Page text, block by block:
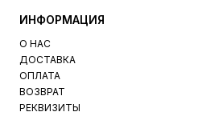
ИНФОРМАЦИЯ
О НАС
ДОСТАВКА
ОПЛАТА
ВОЗВРАТ
РЕКВИЗИТЫ